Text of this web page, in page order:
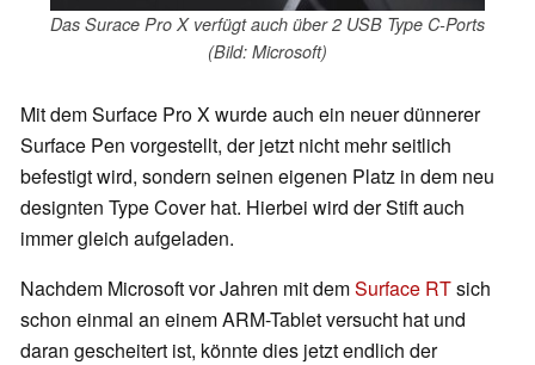
Das Surace Pro X verfügt auch über 2 USB Type C-Ports
(Bild: Microsoft)
Mit dem Surface Pro X wurde auch ein neuer dünnerer
Surface Pen vorgestellt, der jetzt nicht mehr seitlich
befestigt wird, sondern seinen eigenen Platz in dem neu
designten Type Cover hat. Hierbei wird der Stift auch
immer gleich aufgeladen.
Nachdem Microsoft vor Jahren mit demSurface RTsich
schon einmal an einem ARM-Tablet versucht hat und
daran gescheitert ist, könnte dies jetzt endlich der